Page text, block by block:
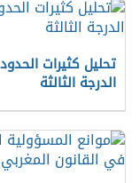
تحليل كثيرات
الدرجة الثالثة